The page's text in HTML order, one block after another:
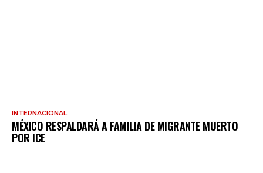
INTERNACIONAL
MÉXICO RESPALDARÁ A FAMILIA DE MIGRANTE MUERTO
POR ICE